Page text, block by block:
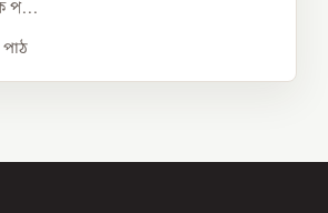
প...
পাঠ